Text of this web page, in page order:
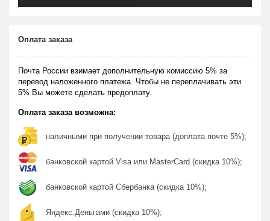
Оплата заказа
Почта России взимает дополнительную комиссию 5% за
перевод наложенного платежа. Чтобы не переплачивать эти
5% Вы можете сделать предоплату.
Оплата заказа возможна:
наличными при получении товара (доплата почте 5%);
банковской картой Visa или MasterCard (скидка 10%);
банковской картой Сбербанка (скидка 10%);
Яндекс.Деньгами (скидка 10%);